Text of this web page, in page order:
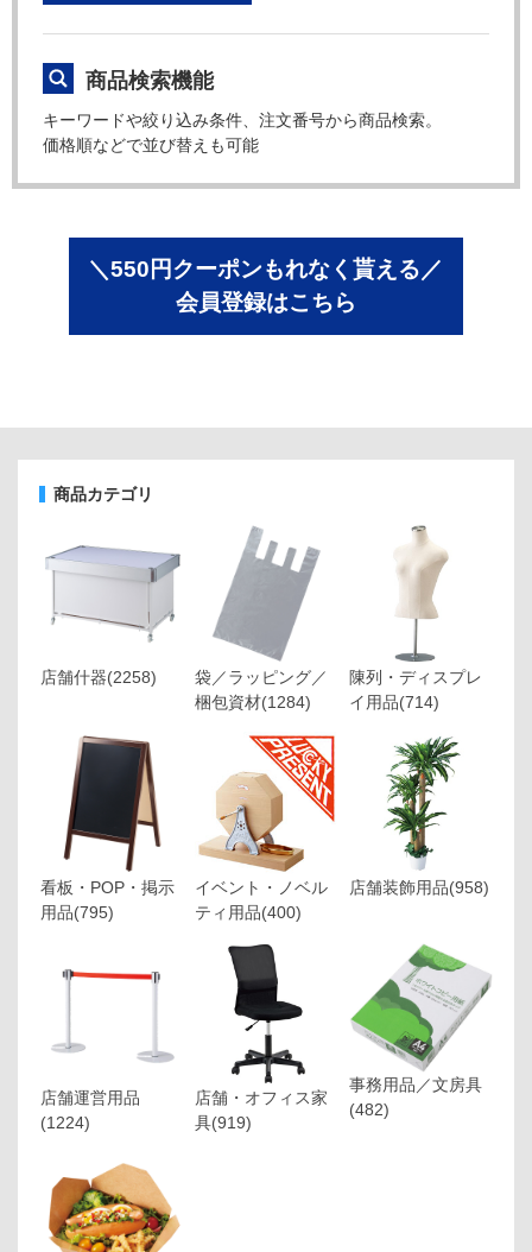
商品検索機能
キーワードや絞り込み条件、注文番号から商品検索。
価格順などで並び替えも可能
＼550円クーポンもれなく貰える／
会員登録はこちら
商品カテゴリ
店舗什器(2258)
袋／ラッピング／
梱包資材(1284)
陳列・ディスプレ
イ用品(714)
看板・POP・掲示
用品(795)
イベント・ノベル
ティ用品(400)
店舗装飾用品(958)
店舗運営用品
(1224)
店舗・オフィス家
具(919)
事務用品／文房具
(482)